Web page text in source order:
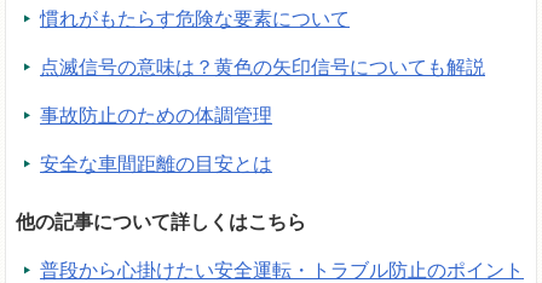
慣れがもたらす危険な要素について
点滅信号の意味は？黄色の矢印信号についても解説
事故防止のための体調管理
安全な車間距離の目安とは
他の記事について詳しくはこちら
普段から心掛けたい安全運転・トラブル防止のポイント